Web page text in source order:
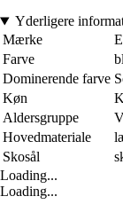
Yderligere
Mærke
Farve
Dominerende farve
Køn
Aldersgruppe
Hovedmateriale
Skosål
Loading...
Loading...